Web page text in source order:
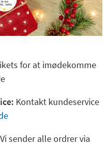
for at imødekomme
Kontakt kundeservice
Vi sender alle ordrer via